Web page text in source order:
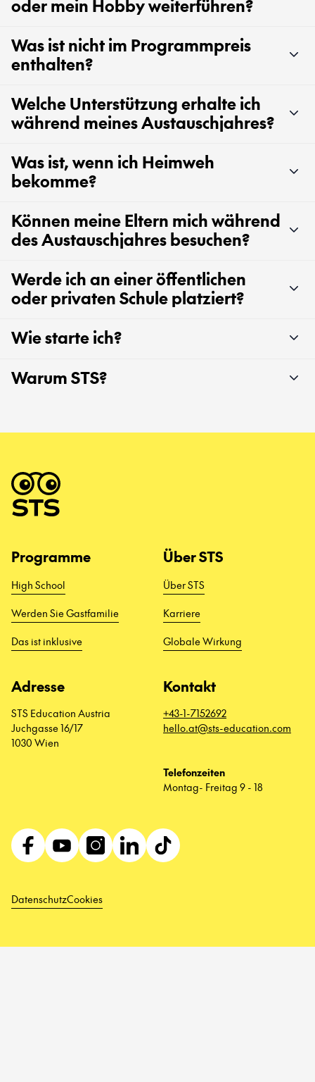
oder mein Hobby weiterführen?
Was ist nicht im Programmpreis
enthalten?
Welche Unterstützung erhalte ich
während meines Austauschjahres?
Was ist, wenn ich Heimweh
bekomme?
Können meine Eltern mich während
des Austauschjahres besuchen?
Werde ich an einer öffentlichen
oder privaten Schule platziert?
Wie starte ich?
Warum STS?
Programme
High School
Werden Sie Gastfamilie
Das ist inklusive
Über STS
Über STS
Karriere
Globale Wirkung
Adresse
STS Education Austria
Juchgasse 16/17
1030 Wien
Kontakt
+43-1-7152692
hello.at@sts-education.com
Telefonzeiten
Montag- Freitag 9 - 18
DatenschutzCookies